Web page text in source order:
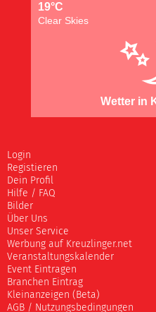
19°C
Clear Skies
Wetter in
Login
Registieren
Dein Profil
Hilfe / FAQ
Bilder
Über Uns
Unser Service
Werbung auf Kreuzlinger.net
Veranstaltungskalender
Event Eintragen
Branchen Eintrag
Kleinanzeigen (Beta)
AGB / Nutzungsbedingungen